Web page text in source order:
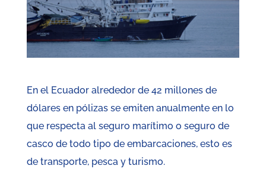
En el Ecuador alrededor de 42 millones de
dólares en pólizas se emiten anualmente en lo
que respecta al seguro marítimo o seguro de
casco de todo tipo de embarcaciones, esto es
de transporte, pesca y turismo.